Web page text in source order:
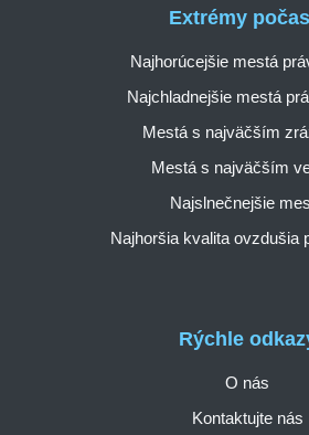
Rýchle
O nás
Kontaktujte nás
Extrémy
Najhorúcejšie mestá
Najchladnejšie mestá
Mestá s najväčším
Mestá s najväčším
Najslnečnejšie
Najhoršia kvalita ovzdušia